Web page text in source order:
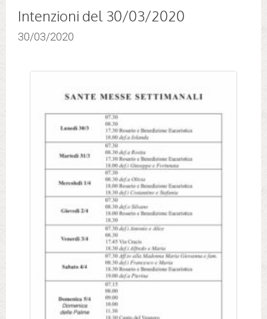
Intenzioni del 30/03/2020
30/03/2020